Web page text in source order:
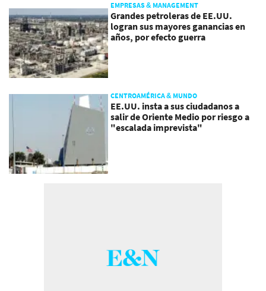
EMPRESAS & MANAGEMENT
Grandes petroleras de EE.UU.
logran sus mayores ganancias en
años, por efecto guerra
CENTROAMÉRICA & MUNDO
EE.UU. insta a sus ciudadanos a
salir de Oriente Medio por riesgo a
"escalada imprevista"